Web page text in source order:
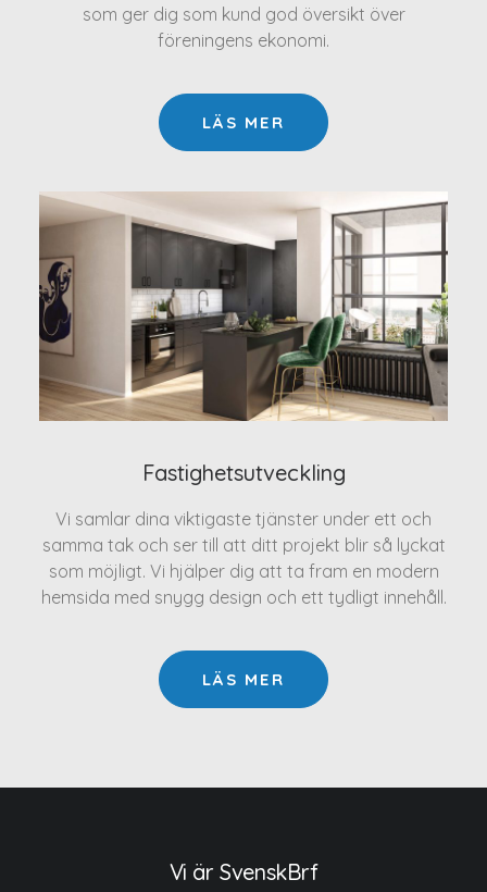
som ger dig som kund god översikt över
föreningens ekonomi.
LÄS MER
Fastighetsutveckling
Vi samlar dina viktigaste tjänster under ett och
samma tak och ser till att ditt projekt blir så lyckat
som möjligt. Vi hjälper dig att ta fram en modern
hemsida med snygg design och ett tydligt innehåll.
LÄS MER
Vi är SvenskBrf